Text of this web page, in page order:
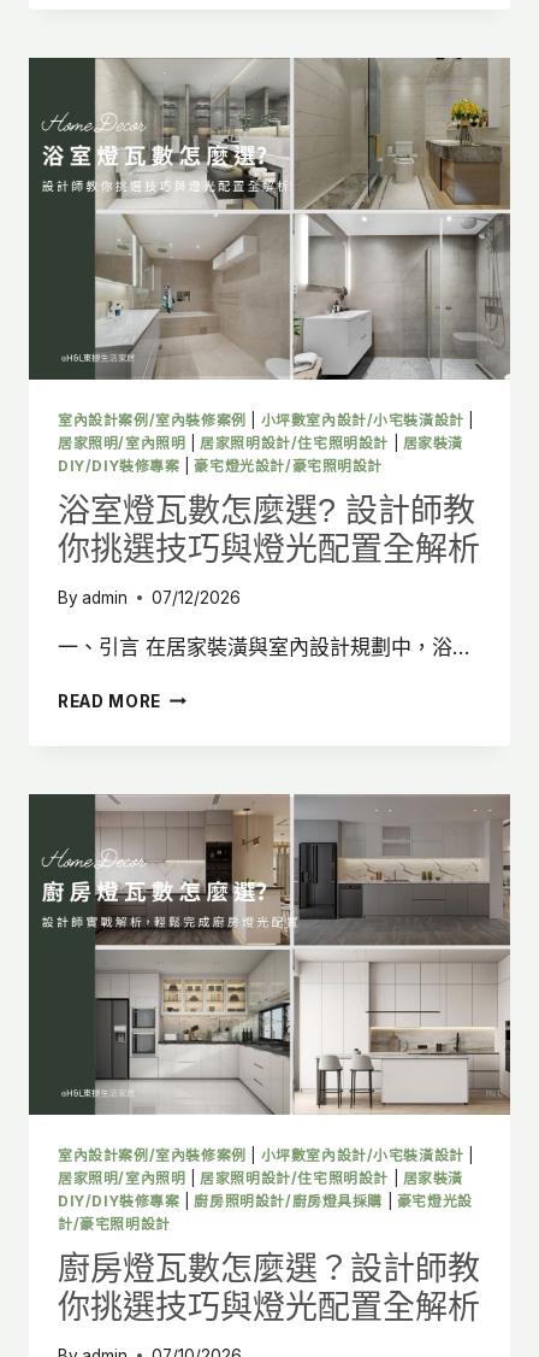
數
怎
麼
選？
設
計
師
教
你
挑
選
技
燈
光
配
置
全
解
析
室內設計案例/室內裝修案例 小坪數室內設計/小宅裝潢設計
居家照明/室內照明
|居家照明設計/住宅照明設計
居家裝潢
DIY/DIY裝修專案 |豪宅燈光設計/豪宅照明設計
浴室燈瓦數怎麼選? 設計師教
你挑選技巧與燈光配置全解析
Byadmin 07/12/2026
一、引言 在居家裝潢與室內設計規劃中，浴…
READ MORE 浴
數
選?
設
計
師
教
你
挑
選
技
燈
光
配
置
全
解
析
室內設計案例/室內裝修案例 小坪數室內設計/小宅裝潢設計
居家照明/室內照明
|居家照明設計/住宅照明設計
居家裝潢
DIY/DIY裝修專案 |廚房照明設計/廚房燈具採購
豪宅燈光設
計/豪宅照明設計
廚房燈瓦數怎麼選？設計師教
你挑選技巧與燈光配置全解析